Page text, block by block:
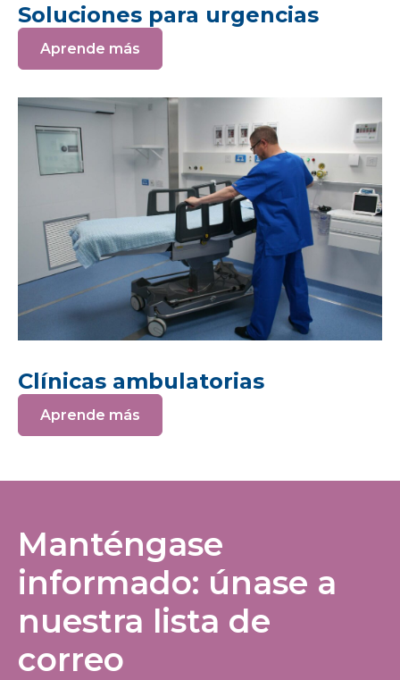
Soluciones para urgencias
Aprende más
Clínicas ambulatorias
Aprende más
Manténgase
informado: únase a
nuestra lista de
correo